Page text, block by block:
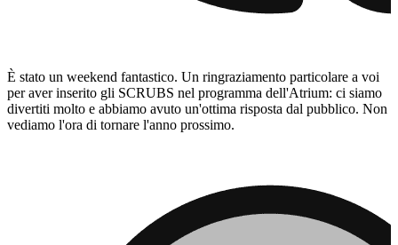
È stato un weekend fantastico. Un ringraziamento particolare a voi
per aver inserito gli SCRUBS nel programma dell'Atrium: ci siamo
divertiti molto e abbiamo avuto un'ottima risposta dal pubblico. Non
vediamo l'ora di tornare l'anno prossimo.